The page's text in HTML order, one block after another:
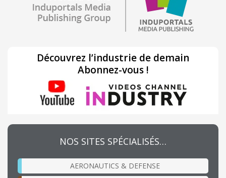
Découvrez l’industrie de demain
Abonnez-vous !
NOS SITES SPÉCIALISÉS…
AERONAUTICS & DEFENSE